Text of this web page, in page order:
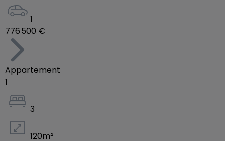
1
776 500 €
Appartement
1
3
120m²